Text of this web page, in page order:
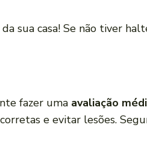
sua casa! Se não tiver
fazer uma avaliação
e evitar lesões.